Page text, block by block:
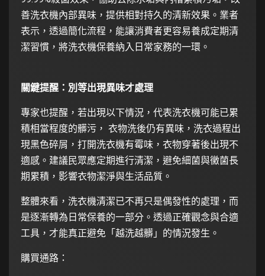
善洗衣機內部異味，提供相對持久的清新效果。業者
表示，透過簡化流程，能讓消費者更容易養成定期清
潔習慣，將洗衣機保養納入日常家務的一環。
關鍵提醒：別等出現異味才處理
專家也提醒，若出現以下情況，代表洗衣機可能已累
積相當程度的髒污， 衣物洗後仍有異味，洗衣過程出
現黑色碎屑，打開洗衣機有霉味，衣物穿著後出現不
適感。建議民眾應定期進行清潔，避免細菌與黴菌長
期累積，影響衣物潔淨與生活品質。
整體來看，洗衣機清潔已不再只是偶發性的處理，而
是逐漸轉為日常保養的一部分。透過正確觀念與合適
工具，才能真正避免「越洗越髒」的情況發生。
購買通路：